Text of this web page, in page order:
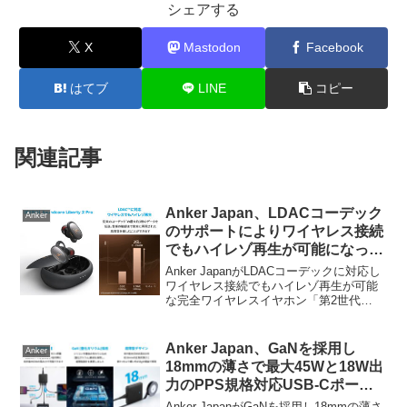
シェアする
X Mastodon Facebook
はてブ LINE コピー
関連記事
Anker
Anker Japan、LDACコーデック
のサポートによりワイヤレス接続
でもハイレゾ再生が可能になった
完全ワイヤレスイヤホン「第2世
代 Soundcore Liberty 2 Pro」を
発売。
Anker JapanがLDACコーデックに対応し
ワイヤレス接続でもハイレゾ再生が可能
な完全ワイヤレスイヤホン「第2世代
Anker
Anker Japan、GaNを採用し
18mmの薄さで最大45Wと18W出
力のPPS規格対応USB-Cポート
を備えた急速充電器「Anker